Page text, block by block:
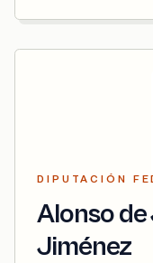
DIPUTACIÓN
Alonso de
Jiménez